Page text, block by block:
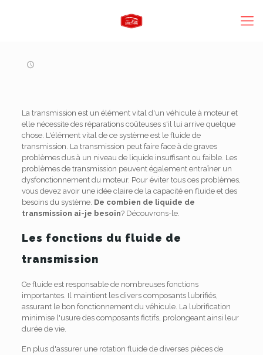
La transmission est un élément vital d'un véhicule à moteur et
elle nécessite des réparations coûteuses s'il lui arrive quelque
chose. L'élément vital de ce système est le fluide de
transmission. La transmission peut faire face à de graves
problèmes dus à un niveau de liquide insuffisant ou faible. Les
problèmes de transmission peuvent également entraîner un
dysfonctionnement du moteur. Pour éviter tous ces problèmes,
vous devez avoir une idée claire de la capacité en fluide et des
besoins du système. De combien de liquide de
transmission ai-je besoin? Découvrons-le.
Les fonctions du fluide de
transmission
Ce fluide est responsable de nombreuses fonctions
importantes. Il maintient les divers composants lubrifiés,
assurant le bon fonctionnement du véhicule. La lubrification
minimise l'usure des composants fictifs, prolongeant ainsi leur
durée de vie.
En plus d'assurer une rotation fluide de diverses pièces de